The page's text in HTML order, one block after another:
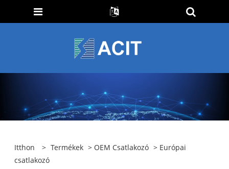
Itthon > Termékek > OEM Csatlakozó > Európai
csatlakozó